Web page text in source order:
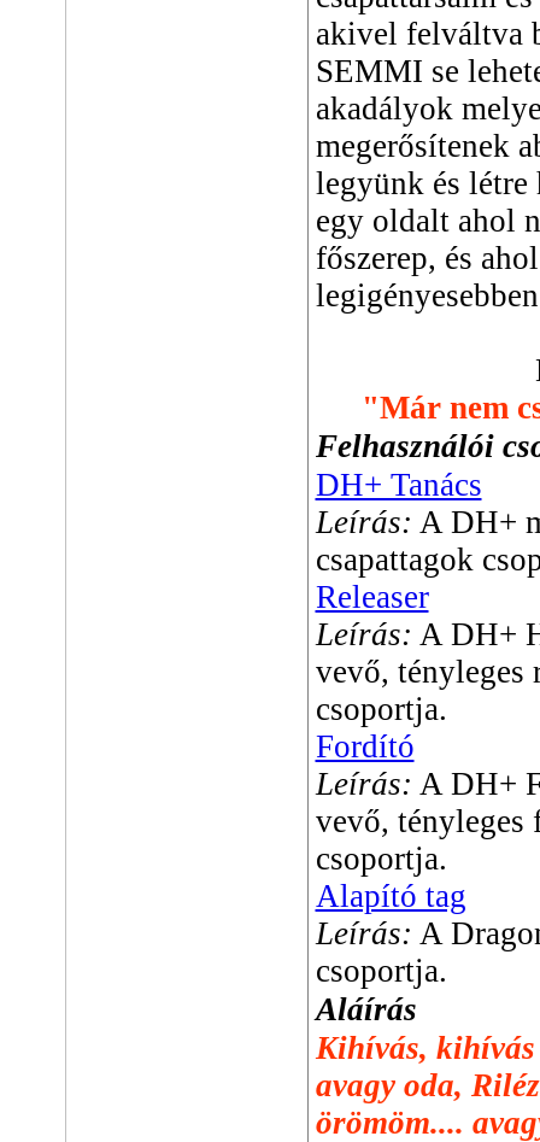
akivel felváltva
SEMMI se
akadályok
megerősítenek
legyünk és létre
egy oldalt ahol
főszerep, és
"Már nem
Felhasználói
DH+ Tanács
Leírás: A DH+
csapattagok
Releaser
Leírás: A DH+
vevő, tényleges
csoportja.
Fordító
Leírás: A DH+
vevő,
csoportja.
Alapító tag
Leírás: A
csoportja.
Aláírás
Kihívás,
avagy oda,
örömöm....